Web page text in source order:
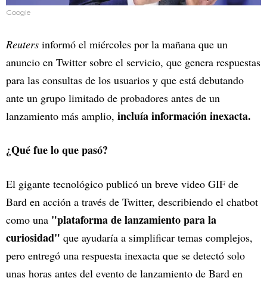
Google
Reuters informó el miércoles por la mañana que un
anuncio en Twitter sobre el servicio, que genera respuestas
para las consultas de los usuarios y que está debutando
ante un grupo limitado de probadores antes de un
lanzamiento más amplio, incluía información inexacta.
¿Qué fue lo que pasó?
El gigante tecnológico publicó un breve video GIF de
Bard en acción a través de Twitter, describiendo el chatbot
como una "plataforma de lanzamiento para la
curiosidad" que ayudaría a simplificar temas complejos,
pero entregó una respuesta inexacta que se detectó solo
unas horas antes del evento de lanzamiento de Bard en